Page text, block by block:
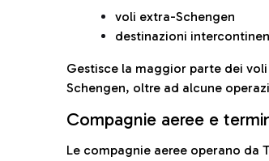
voli extra-Schengen
destinazioni
Gestisce la maggior parte dei
Schengen, oltre ad alcune
Compagnie aeree e
Le compagnie aeree operano da